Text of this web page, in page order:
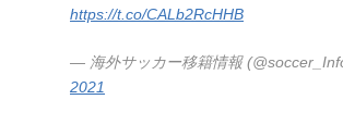
https://t.co/CALb2RcHHB
— 海外サッカー移籍情報
2021